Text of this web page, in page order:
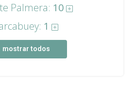
Palmera: 10
1
mostrar todos